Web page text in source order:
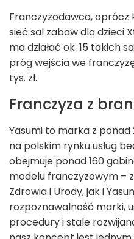
Franczyzodawca, oprócz
sieć sal zabaw dla dzieci
ma działać ok. 15 takich
próg wejścia we
tys. zł.
Franczyza z
Yasumi to marka z
na polskim rynku usług
obejmuje ponad 160
modelu franczyzowym –
Zdrowia i Urody, jak i
rozpoznawalność marki,
procedury i stale